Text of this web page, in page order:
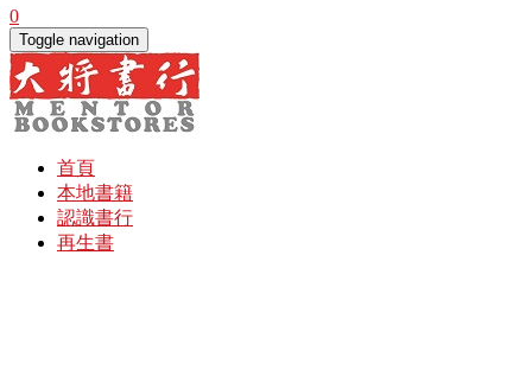
0
Toggle navigation
首頁
本地書籍
認識書行
再生書